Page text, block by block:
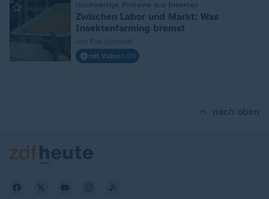
Hochwertige Proteine aus Insekten
Zwischen Labor und Markt: Was
Insektenfarming bremst
mit Video 1:09
nach oben